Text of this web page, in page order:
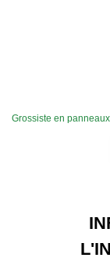
Grossiste en